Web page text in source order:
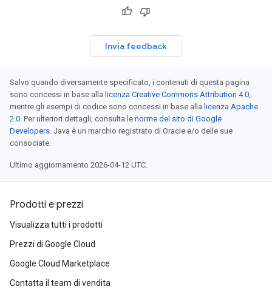
Invia feedback
Salvo quando diversamente specificato, i contenuti di questa pagina
sono concessi in base alla licenza Creative Commons Attribution 4.0,
mentre gli esempi di codice sono concessi in base alla licenza Apache
2.0. Per ulteriori dettagli, consulta le norme del sito di Google
Developers. Java è un marchio registrato di Oracle e/o delle sue
consociate.
Ultimo aggiornamento 2026-04-12 UTC.
Prodotti e prezzi
Visualizza tutti i prodotti
Prezzi di Google Cloud
Google Cloud Marketplace
Contatta il team di vendita